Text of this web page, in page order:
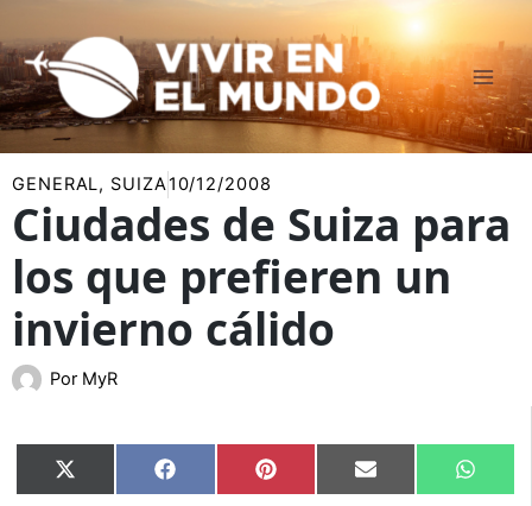
al
contenido
GENERAL, SUIZA10/12/2008
Ciudades de Suiza para
los que prefieren un
invierno cálido
Por MyR
Compartir
en
X
(Twitter)
Compartir
en
Facebook Compartir
en
Pinterest Compartir
en
Email
en